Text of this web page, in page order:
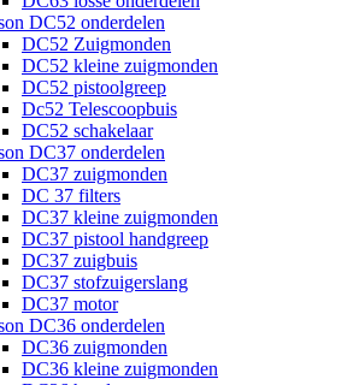
DC52 onderdelen
DC52 Zuigmonden
DC52 kleine zuigmonden
DC52 pistoolgreep
Dc52 Telescoopbuis
DC52 schakelaar
DC37 onderdelen
DC37 zuigmonden
DC 37 filters
DC37 kleine zuigmonden
DC37 pistool handgreep
DC37 zuigbuis
DC37 stofzuigerslang
DC37 motor
DC36 onderdelen
DC36 zuigmonden
DC36 kleine zuigmonden